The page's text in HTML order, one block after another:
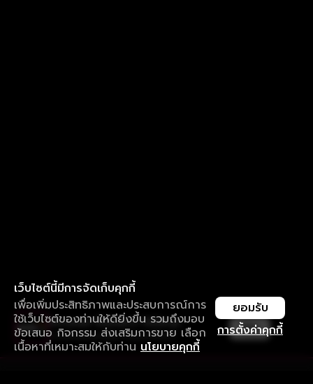
เว็บไซต์นี้มีการจัดเก็บคุกกี้
เพื่อเพิ่มประสิทธิภาพและประสบการณ์การ
ใช้เว็บไซต์ของท่านให้ดียิ่งขึ้น รวมถึงมอบ
ข้อเสนอ กิจกรรม ส่งเสริมการขาย เลือก
เนื้อหาที่เหมาะสมให้กับท่าน นโยบายคุกกี้
การตั้งค่าคุกกี้
ยอมรับ
ใช้งานแอป ลื่นไหลกว่า ไม่มีสะดุด
ดาวน์โหลดแอปเพื่อการรับชมที่ดีกว่า เปิด